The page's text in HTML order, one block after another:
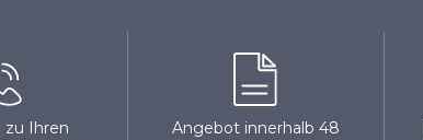
zu Ihren
Angebot innerhalb 48